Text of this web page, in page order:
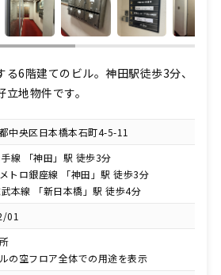
る6階建てのビル。神田駅徒歩3分、
地物件です。
中央区日本橋本石町4-5-11
線 「神田」駅 徒歩3分
トロ銀座線 「神田」駅 徒歩3分
本線 「新日本橋」駅 徒歩4分
01
の空フロア全体での用途を表示